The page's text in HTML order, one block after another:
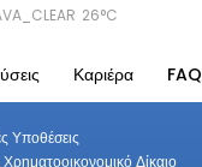
26°C
Καριέρα FAQ
μας
Υποθέσεις
Δίκαιο